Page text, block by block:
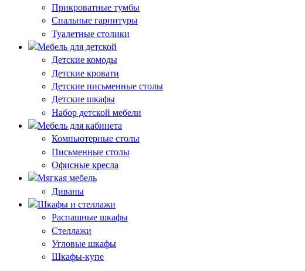
Прикроватные тумбы
Спальные гарнитуры
Туалетные столики
Мебель для детской
Детские комоды
Детские кровати
Детские письменные столы
Детские шкафы
Набор детской мебели
Мебель для кабинета
Компьютерные столы
Письменные столы
Офисные кресла
Мягкая мебель
Диваны
Шкафы и стеллажи
Распашные шкафы
Стеллажи
Угловые шкафы
Шкафы-купе